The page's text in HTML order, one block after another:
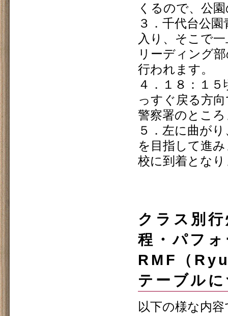
くるので、公
３．千代台公
入り、そこで
リーディング
行われます。
４．１８：１
っすぐ戻る方
警察署のとこ
５．左に曲が
を目指して進
校に到着とな
クラス別
程・パフ
RMF（
テーブル
以下の様な内